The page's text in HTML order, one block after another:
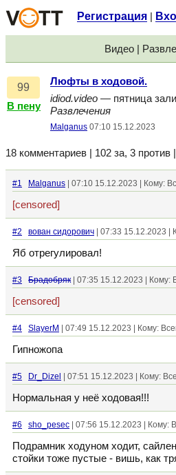
Регистрация
Видео |
99
В пену
Люфты в ходовой.
idiod.video — пятница
Развлечения
Malganus 07:10 15.12.2023
18 комментариев | 102 за, 3 против
#1 Malganus | 07:10 15.12.2023 | Кому:
[censored]
#2 вован сидорович | 07:33 15.12.2023 |
Яб отрегулировал!
#3 Брадобряк | 07:35 15.12.2023 | Кому:
[censored]
#4 SlayerM | 07:49 15.12.2023 | Кому:
Гипножопа
#5 Dr_Dizel | 07:51 15.12.2023 | Кому:
Нормальная у неё ходовая!!!
#6 sho_pesec | 07:56 15.12.2023 | Кому:
Подрамник ходуном ходит,
стойки тоже пустые - вишь, как